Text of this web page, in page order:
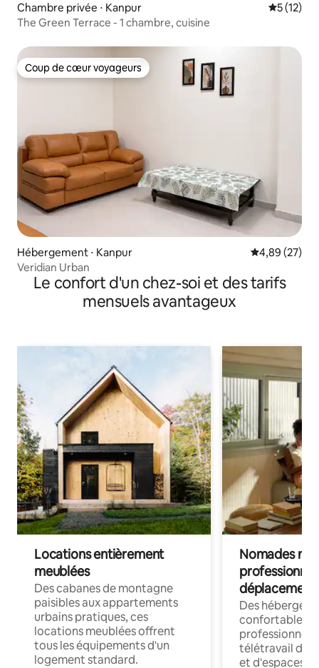
Chambre privée ⋅ Kanpur
5 (12)
The Green Terrace - 1 chambre, cuisine
Coup de cœur voyageurs
Coup de cœur voyageurs
Hébergement ⋅ Kanpur Évaluation
4,89 (27)
Veridian Urban
Le confort d'un chez-soi et des tarifs
mensuels avantageux
Locations entièrement
meublées
Des cabanes de montagne
paisibles aux appartements
urbains pratiques, ces
locations meublées offrent
tous les équipements d'un
logement standard.
Nomades
déplacement
Des
confortables
professionnels
télétravail
et d'espaces